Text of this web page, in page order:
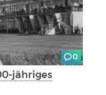
0
jähriges